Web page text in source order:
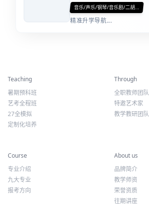
音乐/声乐/钢琴/音乐剧/二胡...
精准升学导航...
Teaching
暑期预科班
艺考全程班
27全模拟
定制化培养
Through
全职教师团队
特邀艺术家
教学教研团队
Course
专业介绍
九大专业
报考方向
About us
品牌简介
教学师资
荣誉资质
往期讲座